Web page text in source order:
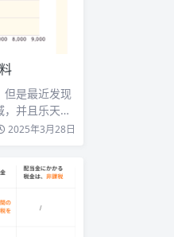
但是最近发现
并且乐天还
2025年3月28日